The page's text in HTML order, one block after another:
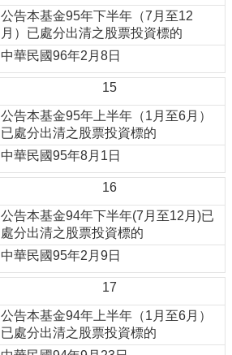
公告本基金95年下半年（7月至12
月）已處分出清之股票投資標的
中華民國96年2月8日
15
公告本基金95年上半年（1月至6月）
已處分出清之股票投資標的
中華民國95年8月1日
16
公告本基金94年下半年(7月至12月)已
處分出清之股票投資標的
中華民國95年2月9日
17
公告本基金94年上半年（1月至6月）
已處分出清之股票投資標的